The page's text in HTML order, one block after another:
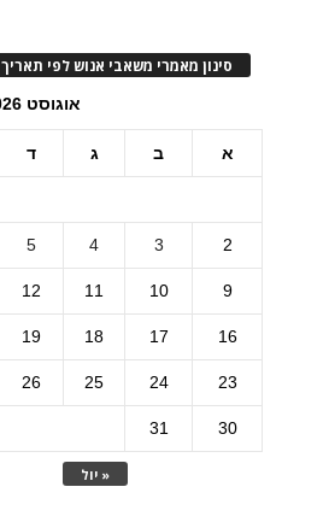
סינון מאמרי משאבי אנוש לפי תאריך
אוגוסט 2026
א ב ג ד
« יול
2
3
4
5
9
10
11
12
16
17
18
19
23
24
25
26
30
31